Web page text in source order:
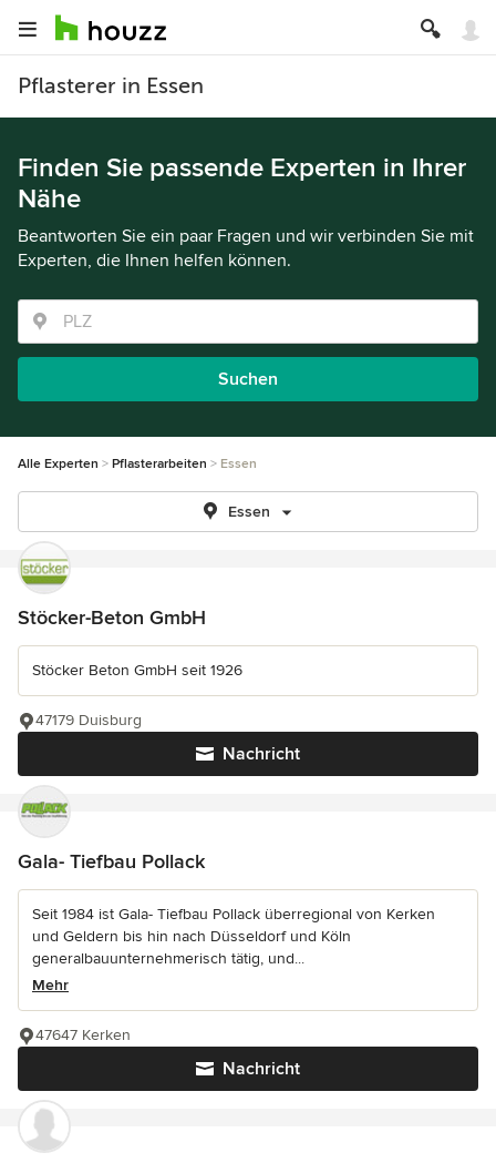
Pflasterer in Essen
Finden Sie passende Experten in Ihrer
Nähe
Beantworten Sie ein paar Fragen und wir verbinden Sie mit
Experten, die Ihnen helfen können.
Suchen
Alle Experten Pflasterarbeiten Essen
Essen
Stöcker-Beton GmbH
Stöcker Beton GmbH seit 1926
Nachricht
47179 Duisburg
Gala- Tiefbau Pollack
Seit 1984 ist Gala- Tiefbau Pollack überregional von Kerken
und Geldern bis hin nach Düsseldorf und Köln
generalbauunternehmerisch tätig, und...
Mehr
Nachricht
47647 Kerken